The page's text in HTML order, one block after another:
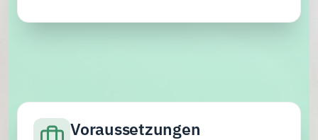
Voraussetzungen